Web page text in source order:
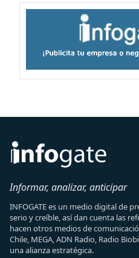
Informar, analizar, anticipar
INFOGATE es un medio digital de
serio y creíble, así dan cuenta las
hacen otros medios de
Chile, MEGA, ADN Radio, Radio
una alianza estratégica.